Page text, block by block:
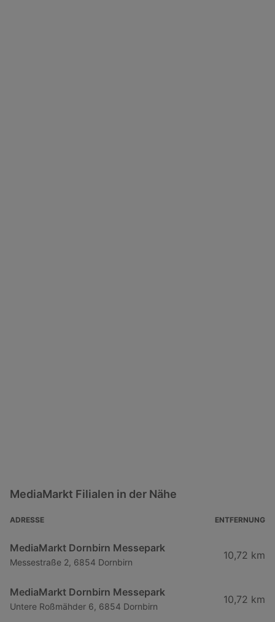
MediaMarkt Filialen in der Nähe
ADRESSE ENTFERNUNG
MediaMarkt Dornbirn Messepark
Messestraße 2, 6854 Dornbirn
10,72 km
MediaMarkt Dornbirn Messepark
Untere Roßmähder 6, 6854 Dornbirn
10,72 km